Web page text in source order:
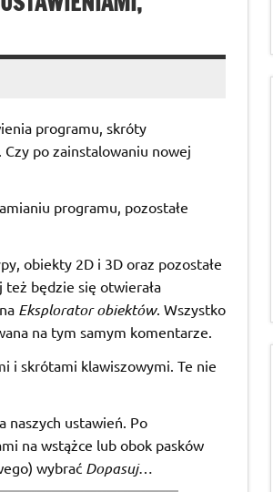
programu, skróty
po zainstalowaniu nowej
programu, pozostałe
obiekty 2D i 3D oraz pozostałe
też będzie się otwierała
Eksplorator obiektów. Wszystko
na tym samym komentarze.
i skrótami klawiszowymi. Te nie
naszych ustawień. Po
na wstążce lub obok pasków
wybrać Dopasuj…